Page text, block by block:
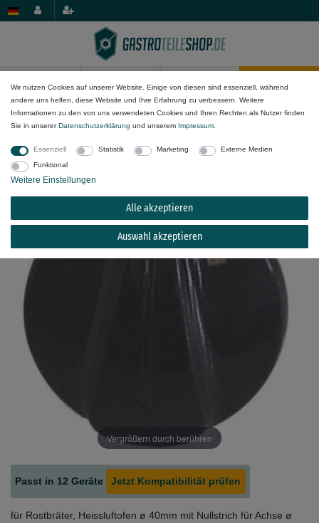
Mechanik-Komponenten Knebel & Drehknöpfe
Elettrobar 412, Toaster
Vergrößern durch berühren
Passt in 12 Geräte Jetzt Kompatibilität prüfen
für Rostbräter, Heissluftofen ø 40mm mit Nullstrich für Achse ø
Wir nutzen Cookies auf unserer Website. Einige von diesen sind essenziell, während
andere uns helfen, diese Website und Ihre Erfahrung zu verbessern. Weitere
Informationen zu den von uns verwendeten Cookies und Ihren Rechten als Nutzer finden
Sie in unsererDaten­schutz­erklärung und unserem Impressum
Essenziell Statistik Marketing
Externe Medien
Funktional
Weitere Einstellungen
Alle akzeptieren
Auswahl akzeptieren